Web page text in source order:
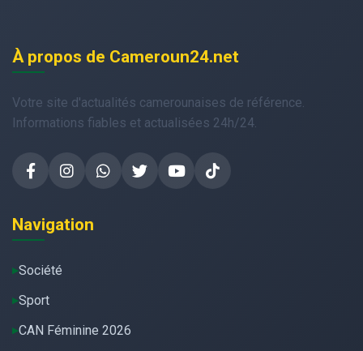
À propos de Cameroun24.net
Votre site d'actualités camerounaises de référence.
Informations fiables et actualisées 24h/24.
Navigation
Société
Sport
CAN Féminine 2026